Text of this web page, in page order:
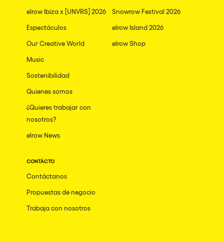
elrow Ibiza x [UNVRS] 2026
Espectáculos
Our Creative World
Music
Sostenibilidad
Quienes somos
¿Quieres trabajar con
nosotros?
elrow News
Snowrow Festival 2026
elrow Island 2026
elrow Shop
CONTÁCTO
Contáctanos
Propuestas de negocio
Trabaja con nosotros